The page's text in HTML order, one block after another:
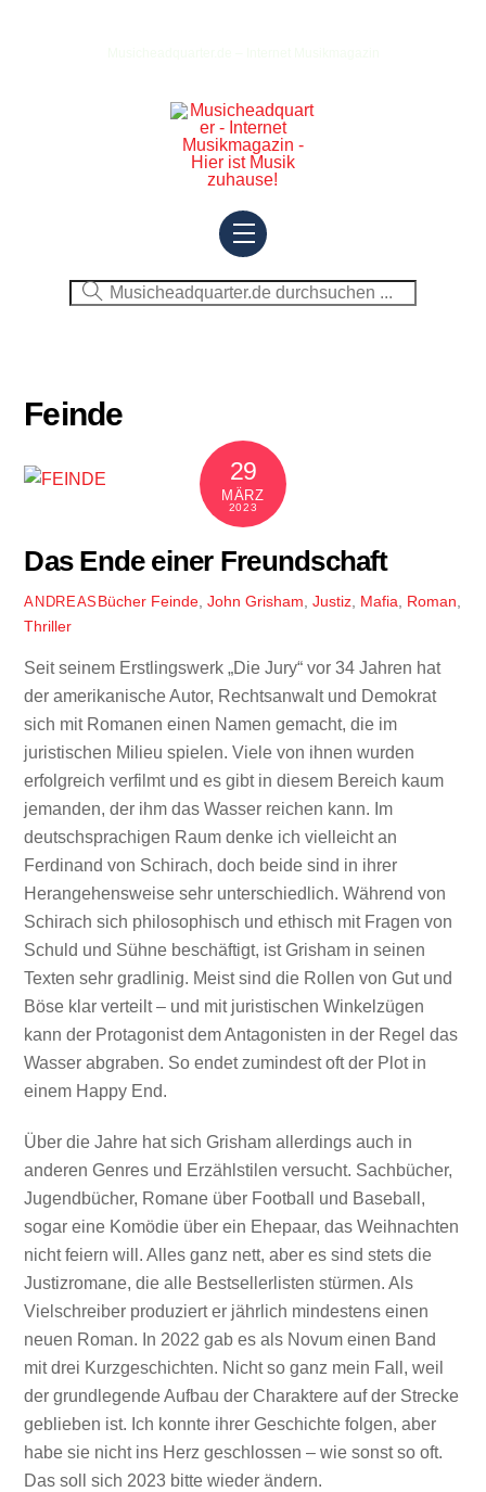
Menu
Feinde
29
MÄRZ
2023
Das Ende einer Freundschaft
ANDREAS Bücher Feinde, John Grisham Justiz, Mafia Roman
Thriller
Seit seinem Erstlingswerk „Die Jury“ vor 34 Jahren hat
der amerikanische Autor, Rechtsanwalt und Demokrat
sich mit Romanen einen Namen gemacht, die im
juristischen Milieu spielen. Viele von ihnen wurden
erfolgreich verfilmt und es gibt in diesem Bereich kaum
jemanden, der ihm das Wasser reichen kann. Im
deutschsprachigen Raum denke ich vielleicht an
Ferdinand von Schirach, doch beide sind in ihrer
Herangehensweise sehr unterschiedlich. Während von
Schirach sich philosophisch und ethisch mit Fragen von
Schuld und Sühne beschäftigt, ist Grisham in seinen
Texten sehr gradlinig. Meist sind die Rollen von Gut und
Böse klar verteilt – und mit juristischen Winkelzügen
kann der Protagonist dem Antagonisten in der Regel das
Wasser abgraben. So endet zumindest oft der Plot in
einem Happy End.
Über die Jahre hat sich Grisham allerdings auch in
anderen Genres und Erzählstilen versucht. Sachbücher,
Jugendbücher, Romane über Football und Baseball,
sogar eine Komödie über ein Ehepaar, das Weihnachten
nicht feiern will. Alles ganz nett, aber es sind stets die
Justizromane, die alle Bestsellerlisten stürmen. Als
Vielschreiber produziert er jährlich mindestens einen
neuen Roman. In 2022 gab es als Novum einen Band
mit drei Kurzgeschichten. Nicht so ganz mein Fall, weil
der grundlegende Aufbau der Charaktere auf der Strecke
geblieben ist. Ich konnte ihrer Geschichte folgen, aber
habe sie nicht ins Herz geschlossen – wie sonst so oft.
Das soll sich 2023 bitte wieder ändern.